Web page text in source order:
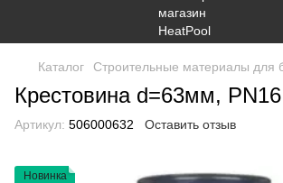
Каталог Строительные материалы для
Крестовина d=63мм,
Артикул: 506000632 Оставить отзыв
Новинка